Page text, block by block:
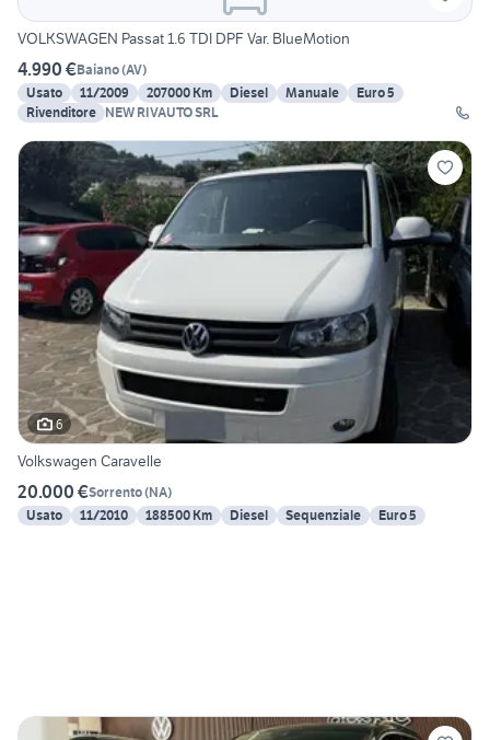
VOLKSWAGEN Passat 1.6 TDI DPF Var. BlueMotion
4.990 €Baiano(AV)
Usato
11/2009 207000 Km Diesel Manuale
Euro 5
Rivenditore NEW RIVAUTO SRL
6
Volkswagen Caravelle
20.000 €Sorrento(NA)
Usato
11/2010 188500 Km Diesel Sequenziale Euro 5